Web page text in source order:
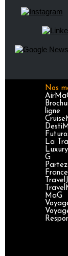
Nos
ligne
La
G
France
MaG